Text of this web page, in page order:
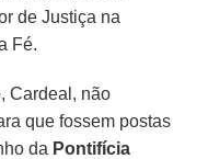
de Justiça na
Fé.
Cardeal, não
que fossem postas
da Pontifícia